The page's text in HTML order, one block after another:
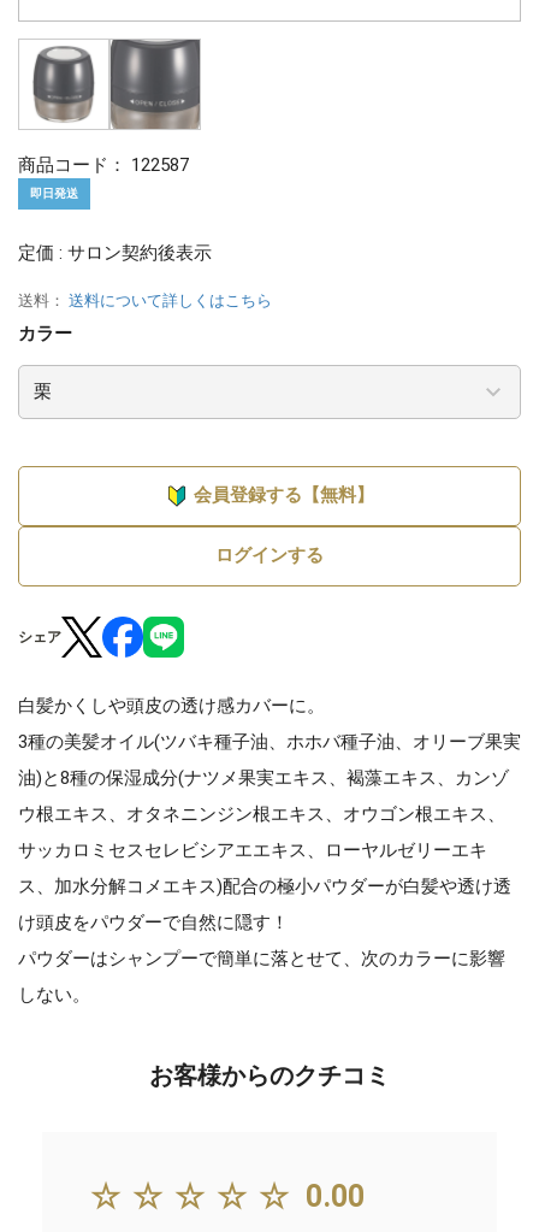
商品コード： 122587
即日発送
定価 : サロン契約後表示
送料： 送料について詳しくはこちら
カラー
会員登録する【無料】
ログインする
シェア
白髪かくしや頭皮の透け感カバーに。
3種の美髪オイル(ツバキ種子油、ホホバ種子油、オリーブ果実
油)と8種の保湿成分(ナツメ果実エキス、褐藻エキス、カンゾ
ウ根エキス、オタネニンジン根エキス、オウゴン根エキス、
サッカロミセスセレビシアエエキス、ローヤルゼリーエキ
ス、加水分解コメエキス)配合の極小パウダーが白髪や透け透
け頭皮をパウダーで自然に隠す！
パウダーはシャンプーで簡単に落とせて、次のカラーに影響
しない。
お客様からのクチコミ
☆☆☆☆☆ 0.00